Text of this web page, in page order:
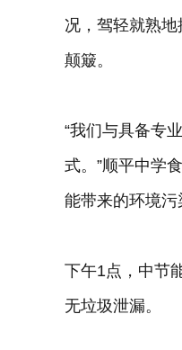
况，驾轻就熟
颠簸。
“我们与具备专
式。”顺平中学
能带来的环境污
下午1点，中节
无垃圾泄漏。